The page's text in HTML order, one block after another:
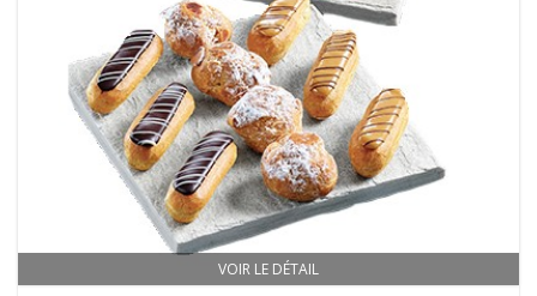
VOIR LE DÉTAIL